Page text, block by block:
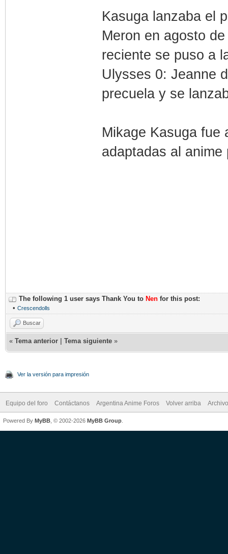
Kasuga lanzaba el
Meron en agosto
reciente se puso a
Ulysses 0: Jeanne
precuela y se
Mikage Kasuga fue
adaptadas al
The following 1 user says Thank You to Nen for this post:
• Crescendolls
Buscar
« Tema anterior Tema siguiente »
Ver la versión para impresión
Equipo del foro Contáctanos Argentina Anime Foros Volver arriba
Powered By MyBB , © 2002-2026 MyBB Group